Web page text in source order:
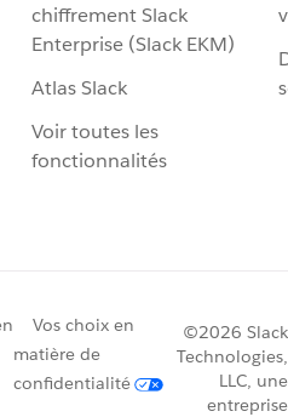
chiffrement Slack
Enterprise (Slack EKM)
Atlas Slack
Voir toutes les
fonctionnalités
Vos choix en
matière de
confidentialité
©2026 Slack
Technologies,
LLC, une
entreprise